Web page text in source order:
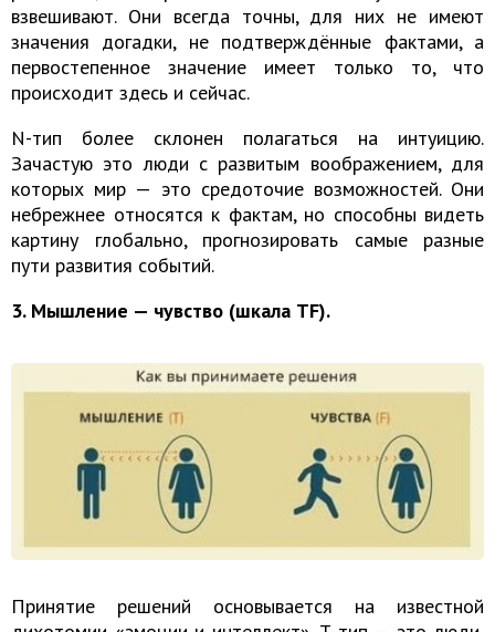
взвешивают. Они всегда точны, для них не имеют
значения догадки, не подтверждённые фактами, а
первостепенное значение имеет только то, что
происходит здесь и сейчас.
N-тип более склонен полагаться на интуицию.
Зачастую это люди с развитым воображением, для
которых мир — это средоточие возможностей. Они
небрежнее относятся к фактам, но способны видеть
картину глобально, прогнозировать самые разные
пути развития событий.
3. Мышление — чувство (шкала TF).
Принятие решений основывается на известной